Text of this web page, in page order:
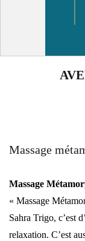
Massage
Massage
« Massage
Sahra Trigo, c’est
relaxation. C’est